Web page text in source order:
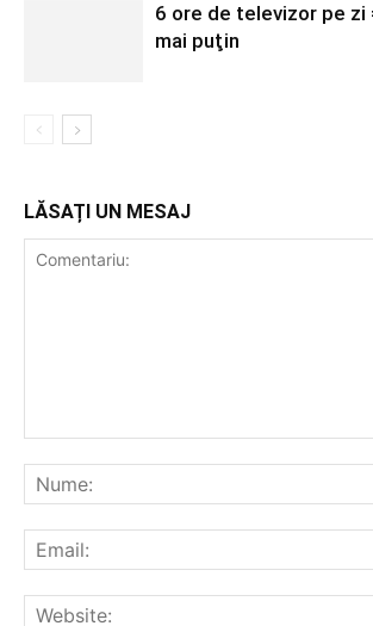
6 ore de televizor pe zi
mai puţin
LĂSAȚI UN MESAJ